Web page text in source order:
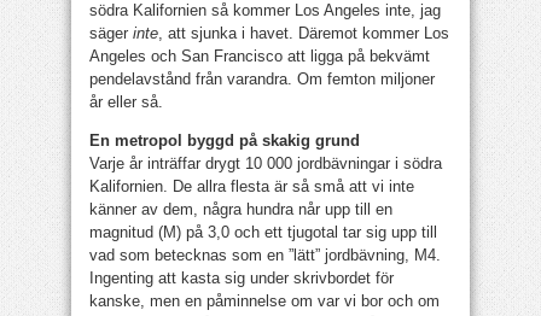
södra Kalifornien så kommer Los Angeles inte, jag
säger inte, att sjunka i havet. Däremot kommer Los
Angeles och San Francisco att ligga på bekvämt
pendelavstånd från varandra. Om femton miljoner
år eller så.
En metropol byggd på skakig grund
Varje år inträffar drygt 10 000 jordbävningar i södra
Kalifornien. De allra flesta är så små att vi inte
känner av dem, några hundra når upp till en
magnitud (M) på 3,0 och ett tjugotal tar sig upp till
vad som betecknas som en ”lätt” jordbävning, M4.
Ingenting att kasta sig under skrivbordet för
kanske, men en påminnelse om var vi bor och om